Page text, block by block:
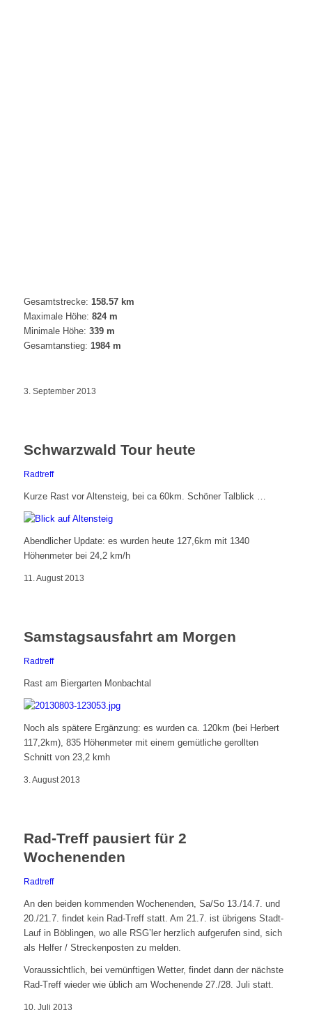
Gesamtstrecke: 158.57 km
Maximale Höhe: 824 m
Minimale Höhe: 339 m
Gesamtanstieg: 1984 m
3. September 2013
Schwarzwald Tour heute
Radtreff
Kurze Rast vor Altensteig, bei ca 60km. Schöner Talblick …
Abendlicher Update: es wurden heute 127,6km mit 1340
Höhenmeter bei 24,2 km/h
11. August 2013
Samstagsausfahrt am Morgen
Radtreff
Rast am Biergarten Monbachtal
Noch als spätere Ergänzung: es wurden ca. 120km (bei Herbert
117,2km), 835 Höhenmeter mit einem gemütliche gerollten
Schnitt von 23,2 kmh
3. August 2013
Rad-Treff pausiert für 2
Wochenenden
Radtreff
An den beiden kommenden Wochenenden, Sa/So 13./14.7. und
20./21.7. findet kein Rad-Treff statt. Am 21.7. ist übrigens Stadt-
Lauf in Böblingen, wo alle RSG’ler herzlich aufgerufen sind, sich
als Helfer / Streckenposten zu melden.
Voraussichtlich, bei vernünftigen Wetter, findet dann der nächste
Rad-Treff wieder wie üblich am Wochenende 27./28. Juli statt.
10. Juli 2013